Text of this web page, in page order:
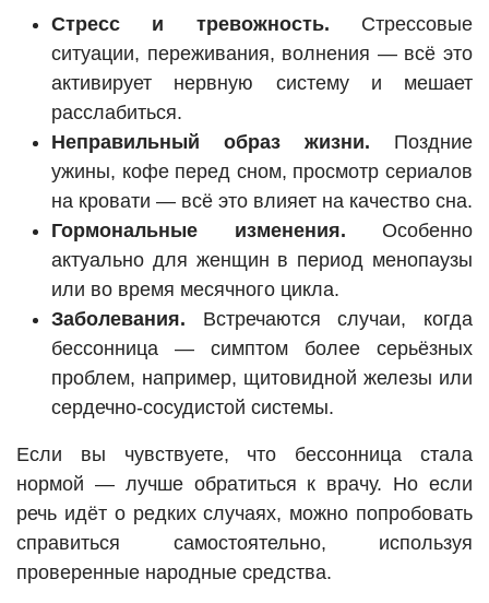
Стресс и тревожность. Стрессовые
ситуации, переживания, волнения — всё это
активирует нервную систему и мешает
расслабиться.
Неправильный образ жизни. Поздние
ужины, кофе перед сном, просмотр сериалов
на кровати — всё это влияет на качество сна.
Гормональные изменения. Особенно
актуально для женщин в период менопаузы
или во время месячного цикла.
Заболевания. Встречаются случаи, когда
бессонница — симптом более серьёзных
проблем, например, щитовидной железы или
сердечно-сосудистой системы.
Если вы чувствуете, что бессонница стала
нормой — лучше обратиться к врачу. Но если
речь идёт о редких случаях, можно попробовать
справиться самостоятельно, используя
проверенные народные средства.